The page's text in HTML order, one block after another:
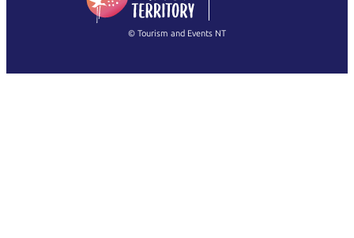
Français
繁體中文
© Tourism and Events NT